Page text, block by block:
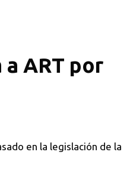
ART por
en la legislación de la